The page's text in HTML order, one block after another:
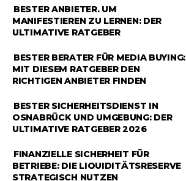
RATGEBER
BESTER ANBIETER, UM
MANIFESTIEREN ZU LERNEN: DER
ULTIMATIVE RATGEBER
RATGEBER
BESTER BERATER FÜR MEDIA BUYING:
MIT DIESEM RATGEBER DEN
RICHTIGEN ANBIETER FINDEN
RATGEBER
BESTER SICHERHEITSDIENST IN
OSNABRÜCK UND UMGEBUNG: DER
ULTIMATIVE RATGEBER 2026
RATGEBER
FINANZIELLE SICHERHEIT FÜR
BETRIEBE: DIE LIQUIDITÄTSRESERVE
STRATEGISCH NUTZEN